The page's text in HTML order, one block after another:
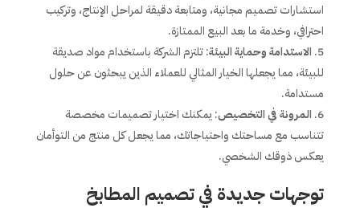
استشارات تصميم مجانية، ومتابعة دقيقة لمراحل الإنتاج، وتركيب
احترافي، وخدمة ما بعد البيع الممتازة.
الاستدامة وحماية البيئة: تلتزم الشركة باستخدام مواد صديقة
للبيئة، مما يجعلها الخيار المثالي للعملاء الذين يبحثون عن حلول
مستدامة.
المرونة في التخصيص: يمكنك اختيار تصميمات مخصصة
تتناسب مع مساحتك واحتياجاتك، مما يجعل كل منتج من التوأمان
يعكس ذوقك الشخصي.
توجهات جديدة في تصميم المطابخ